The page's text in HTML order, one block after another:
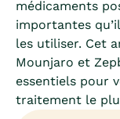
médicaments
importantes
les utiliser. Cet
Mounjaro et
essentiels pour
traitement le